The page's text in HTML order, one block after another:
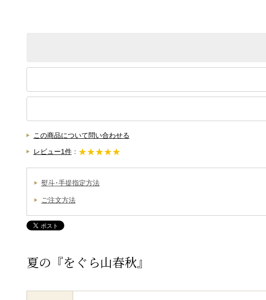
この商品について問い合わせる
レビュー1件：
熨斗･手提指定方法
ご注文方法
夏の『をぐら山春秋』